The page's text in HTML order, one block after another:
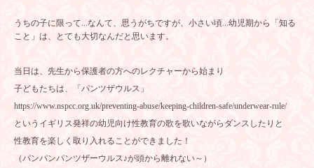
うちの子に限って…なんて、思うがちですが、小さい頃…幼児期から「知る
こと」は、とても大切なんだと思います。
当日は、先生から保護者の方へのレクチャーから始まり
子どもたちは、「パンツザウルス」
https://www.nspcc.org.uk/preventing-abuse/keeping-children-safe/underwear-rule/
というイギリス発祥の幼児向け性教育の歌を歌いながらダンスしたりと
性教育を楽しく取り入れることができました！
（パンパンパンツザーウルス♪が頭から離れない～）